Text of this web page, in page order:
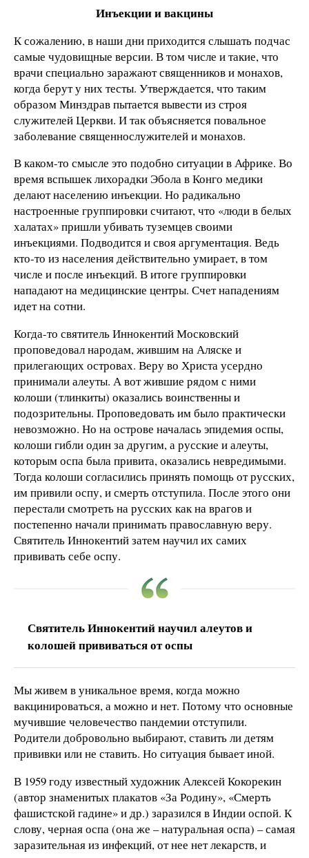
Инъекции и вакцины
К сожалению, в наши дни приходится слышать подчас
самые чудовищные версии. В том числе и такие, что
врачи специально заражают священников и монахов,
когда берут у них тесты. Утверждается, что таким
образом Минздрав пытается вывести из строя
служителей Церкви. И так объясняется повальное
заболевание священнослужителей и монахов.
В каком-то смысле это подобно ситуации в Африке. Во
время вспышек лихорадки Эбола в Конго медики
делают населению инъекции. Но радикально
настроенные группировки считают, что «люди в белых
халатах» пришли убивать туземцев своими
инъекциями. Подводится и своя аргументация. Ведь
кто-то из населения действительно умирает, в том
числе и после инъекций. В итоге группировки
нападают на медицинские центры. Счет нападениям
идет на сотни.
Когда-то святитель Иннокентий Московский
проповедовал народам, жившим на Аляске и
прилегающих островах. Веру во Христа усердно
принимали алеуты. А вот жившие рядом с ними
колоши (тлинкиты) оказались воинственны и
подозрительны. Проповедовать им было практически
невозможно. Но на острове началась эпидемия оспы,
колоши гибли один за другим, а русские и алеуты,
которым оспа была привита, оказались невредимыми.
Тогда колоши согласились принять помощь от русских,
им привили оспу, и смерть отступила. После этого они
перестали смотреть на русских как на врагов и
постепенно начали принимать православную веру.
Святитель Иннокентий затем научил их самих
прививать себе оспу.
Святитель Иннокентий научил алеутов и
колошей прививаться от оспы
Мы живем в уникальное время, когда можно
вакцинироваться, а можно и нет. Потому что основные
мучившие человечество пандемии отступили.
Родители добровольно выбирают, ставить ли детям
прививки или не ставить. Но ситуация бывает иной.
В 1959 году известный художник Алексей Кокорекин
(автор знаменитых плакатов «За Родину», «Смерть
фашистской гадине» и др.) заразился в Индии оспой. К
слову, черная оспа (она же – натуральная оспа) – самая
заразительная из инфекций, от нее нет лекарств, и